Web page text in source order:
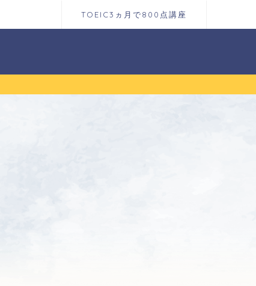
TOEIC3ヵ月で800点講座